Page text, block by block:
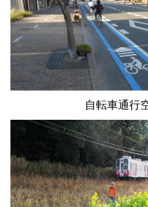
自転車通行空